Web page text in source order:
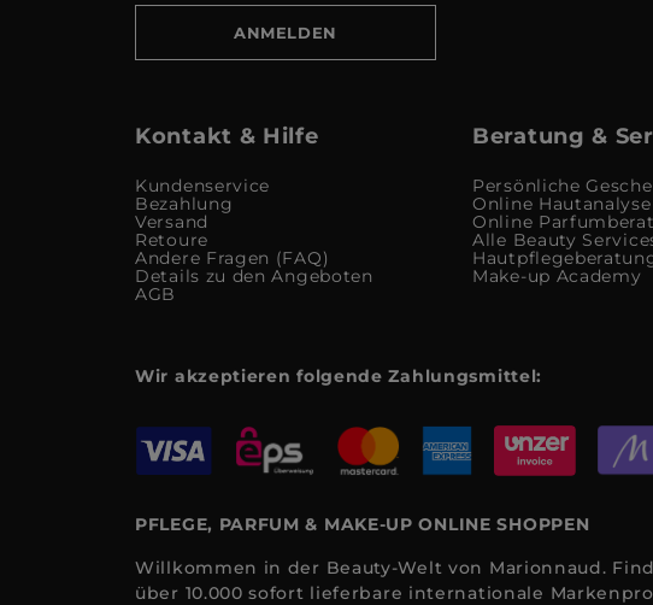
ANMELDEN
Kontakt & Hilfe
Kundenservice
Bezahlung
Versand
Retoure
Andere Fragen (FAQ)
Details zu den Angeboten
AGB
Beratung &
Persönliche
Online Hautanalyse
Online
Alle Beauty
Make-up Academy
Wir akzeptieren folgende Zahlungsmittel:
PFLEGE, PARFUM & MAKE-UP ONLINE SHOPPEN
Willkommen in der Beauty-Welt von Marionnaud.
über 10.000 sofort lieferbare internationale